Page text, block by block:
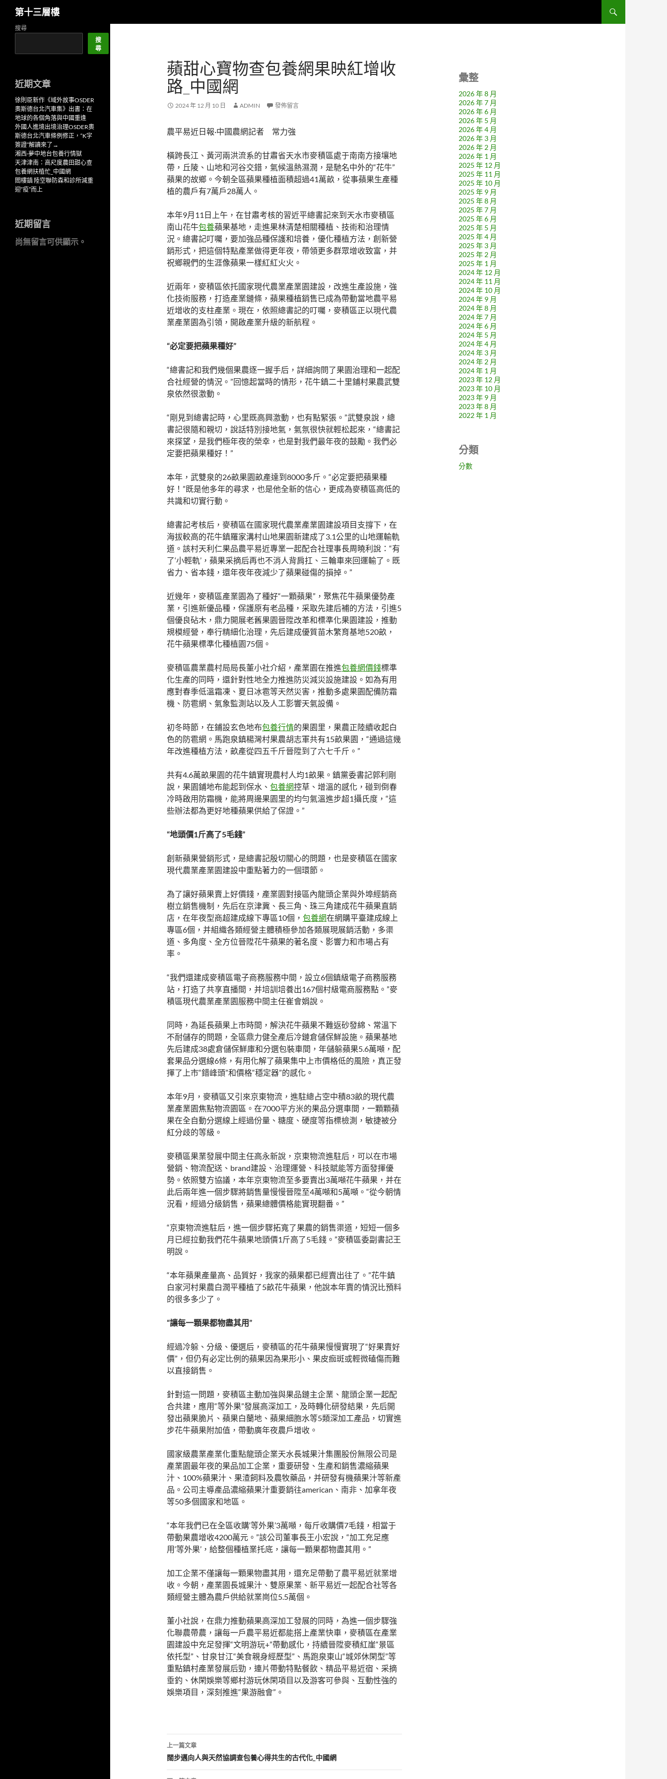
第十三層樓
蘋甜心寶物查包養網果映紅增收
路_中國網
2024 年 12 月 10 日 ADMIN 發佈留言
農平易近日報·中國農網記者 常力強
橫跨長江、黃河兩洪流系的甘肅省天水市麥積區處于南南方接壤地
帶，丘陵、山地和河谷交錯，氣候溫熱濕潤，是馳名中外的“花牛”
蘋果的故鄉。今朝全區蘋果種植面積超過41萬畝，從事蘋果生產種
植的農戶有7萬戶28萬人。
本年9月11日上午，在甘肅考核的習近平總書記來到天水市麥積區
南山花牛包養蘋果基地，走進果林清楚相關種植、技術和治理情
況。總書記叮囑，要加強品種保護和培養，優化種植方法，創新營
銷形式，把這個特點產業做得更年夜，帶領更多群眾增收致富，并
祝鄉親們的生涯像蘋果一樣紅紅火火。
近兩年，麥積區依托國家現代農業產業園建設，改進生產設施，強
化技術服務，打造產業鏈條，蘋果種植銷售已成為帶動當地農平易
近增收的支柱產業。現在，依照總書記的叮囑，麥積區正以現代農
業產業園為引領，開啟產業升級的新航程。
“必定要把蘋果種好”
“總書記和我們幾個果農逐一握手后，詳細詢問了果園治理和一起配
合社經營的情況。”回憶起當時的情形，花牛鎮二十里鋪村果農武雙
泉依然很激動。
“剛見到總書記時，心里既高興激動，也有點緊張。”武雙泉說，總
書記很隨和親切，說話特別接地氣，氣氛很快就輕松起來，“總書記
來探望，是我們極年夜的榮幸，也是對我們最年夜的鼓勵。我們必
定要把蘋果種好！”
本年，武雙泉的26畝果園畝產達到8000多斤。“必定要把蘋果種
好！”既是他多年的尋求，也是他全新的信心，更成為麥積區高低的
共識和切實行動。
總書記考核后，麥積區在國家現代農業產業園建設項目支撐下，在
海拔較高的花牛鎮羅家溝村山地果園新建成了3.1公里的山地運輸軌
道。該村天利仁果品農平易近專業一起配合社理事長周曉利說：“有
了‘小輕軌’，蘋果采摘后再也不消人背肩扛、三輪車來回運輸了。既
省力、省本錢，還年夜年夜減少了蘋果碰傷的損掉。”
近幾年，麥積區產業園為了種好“一顆蘋果”，聚焦花牛蘋果優勢產
業，引進新優品種，保護原有老品種，采取先建后補的方法，引進5
個優良砧木，鼎力開展老舊果園晉陞改革和標準化果園建設，推動
規模經營，奉行精細化治理，先后建成優質苗木繁育基地520畝，
花牛蘋果標準化種植園75個。
麥積區農業農村局局長董小社介紹，產業園在推進包養網價錢標準
化生產的同時，還針對性地全力推進防災減災設施建設。如為有用
應對春季低溫霜凍、夏日冰雹等天然災害，推動多處果園配備防霜
機、防雹網、氣象監測站以及人工影響天氣設備。
初冬時節，在鋪設玄色地布包養行情的果園里，果農正陸續收起白
色的防雹網。馬跑泉鎮楊灣村果農胡志軍共有15畝果園，“通過這幾
年改進種植方法，畝產從四五千斤晉陞到了六七千斤。”
共有4.6萬畝果園的花牛鎮實現農村人均1畝果。鎮黨委書記郭利剛
說，果園鋪地布能起到保水、 包養網控草、增溫的感化，碰到倒春
冷時啟用防霜機，能將周邊果園里的均勻氣溫進步超1攝氏度，“這
些辦法都為更好地種蘋果供給了保證。”
“地頭價1斤高了5毛錢”
創新蘋果營銷形式，是總書記殷切關心的問題，也是麥積區在國家
現代農業產業園建設中重點著力的一個環節。
為了讓好蘋果賣上好價錢，產業園對接區內龍頭企業與外埠經銷商
樹立銷售機制，先后在京津冀、長三角、珠三角建成花牛蘋果直銷
店，在年夜型商超建成線下專區10個， 包養網在網購平臺建成線上
專區6個，并組織各類經營主體積極參加各類展現展銷活動，多渠
道、多角度、全方位晉陞花牛蘋果的著名度、影響力和市場占有
率。
“我們還建成麥積區電子商務服務中間，設立6個鎮級電子商務服務
站，打造了共享直播間，并培訓培養出167個村級電商服務點。”麥
積區現代農業產業園服務中間主任崔會娟說。
同時，為延長蘋果上市時間，解決花牛蘋果不難返砂發綿、常溫下
不耐儲存的問題，全區鼎力健全產后冷鏈倉儲保鮮設施。蘋果基地
先后建成38處倉儲保鮮庫和分選包裝車間，年儲躲蘋果5.6萬噸，配
套果品分選線6條，有用化解了蘋果集中上市價格低的風險，真正發
揮了上市“錯峰頭”和價格“穩定器”的感化。
本年9月，麥積區又引來京東物流，進駐總占空中積83畝的現代農
業產業園焦點物流園區。在7000平方米的果品分選車間，一顆顆蘋
果在全自動分選線上經過份量、糖度、硬度等指標檢測，敏捷被分
紅分歧的等級。
麥積區果業發展中間主任高永新說，京東物流進駐后，可以在市場
營銷、物流配送、brand建設、治理運營、科技賦能等方面發揮優
勢。依照雙方協議，本年京東物流至多要賣出3萬噸花牛蘋果，并在
此后兩年進一個步驟將銷售量慢慢晉陞至4萬噸和5萬噸。“從今朝情
況看，經過分級銷售，蘋果總體價格能實現翻番。”
“京東物流進駐后，進一個步驟拓寬了果農的銷售渠道，短短一個多
月已經拉動我們花牛蘋果地頭價1斤高了5毛錢。”麥積區委副書記王
明說。
“本年蘋果產量高、品質好，我家的蘋果都已經賣出往了。”花牛鎮
白家河村果農白潤平種植了5畝花牛蘋果，他說本年賣的情況比預料
的很多多少了。
“讓每一顆果都物盡其用”
經過冷躲、分級、優選后，麥積區的花牛蘋果慢慢實現了“好果賣好
價”，但仍有必定比例的蘋果因為果形小、果皮痂斑或輕微磕傷而難
以直接銷售。
針對這一問題，麥積區主動加強與果品鏈主企業、龍頭企業一起配
合共建，應用“等外果”發展高深加工，及時轉化研發結果，先后開
發出蘋果脆片、蘋果白蘭地、蘋果細胞水等5類深加工產品，切實進
步花牛蘋果附加值，帶動廣年夜農戶增收。
國家級農業產業化重點龍頭企業天水長城果汁集團股份無限公司是
產業園最年夜的果品加工企業，重要研發、生產和銷售濃縮蘋果
汁、100%蘋果汁、果渣飼料及農牧藥品，并研發有機蘋果汁等新產
品。公司主導產品濃縮蘋果汁重要銷往american、南非、加拿年夜
等50多個國家和地區。
“本年我們已在全區收購‘等外果’3萬噸，每斤收購價7毛錢，相當于
帶動果農增收4200萬元。”該公司董事長王小宏說，“加工充足應
用‘等外果’，給整個種植業托底，讓每一顆果都物盡其用。”
加工企業不僅讓每一顆果物盡其用，還充足帶動了農平易近就業增
收。今朝，產業園長城果汁、雙原果業、新平易近一起配合社等各
類經營主體為農戶供給就業崗位5.5萬個。
董小社說，在鼎力推動蘋果高深加工發展的同時，為進一個步驟強
化聯農帶農，讓每一戶農平易近都能搭上產業快車，麥積區在產業
園建設中充足發揮“文明游玩+”帶動感化，持續晉陞麥積紅崖“景區
依托型”、甘泉甘江“美食親身經歷型”、馬跑泉東山“城郊休閑型”等
重點鎮村產業發展后勁，連片帶動特點餐飲、精品平易近宿、采摘
垂釣、休閑娛樂等鄉村游玩休閑項目以及游客可參與、互動性強的
娛樂項目，深刻推進“果游融會”。
文
章
上一篇文章
闊步邁向人與天然協調查包養心得共生的古代化_中國網
彙整
2026 年 8 月
2026 年 7 月
2026 年 6 月
2026 年 5 月
2026 年 4 月
2026 年 3 月
2026 年 2 月
2026 年 1 月
2025 年 12 月
2025 年 11 月
2025 年 10 月
2025 年 9 月
2025 年 8 月
2025 年 7 月
2025 年 6 月
2025 年 5 月
2025 年 4 月
2025 年 3 月
2025 年 2 月
2025 年 1 月
2024 年 12 月
2024 年 11 月
2024 年 10 月
2024 年 9 月
2024 年 8 月
2024 年 7 月
2024 年 6 月
2024 年 5 月
2024 年 4 月
2024 年 3 月
2024 年 2 月
2024 年 1 月
2023 年 12 月
2023 年 10 月
2023 年 9 月
2023 年 8 月
2022 年 1 月
分類
分數
搜尋
搜
尋
近期文章
徐則臣新作《域外故事OSDER
奧斯德台北汽車集》出書：在
地球的各個角落與中國重逢
外國人進境出境治理OSDER奧
斯德台北汽車條例修正，“K字
簽證”解讀來了→
湘西·夢中地台包養行情獄
天津津南：高尺度農田甜心查
包養網扶植忙_中國網
閻樓鎮 陸空聯防森和診所減重
迎“疫”而上
近期留言
尚無留言可供顯示。